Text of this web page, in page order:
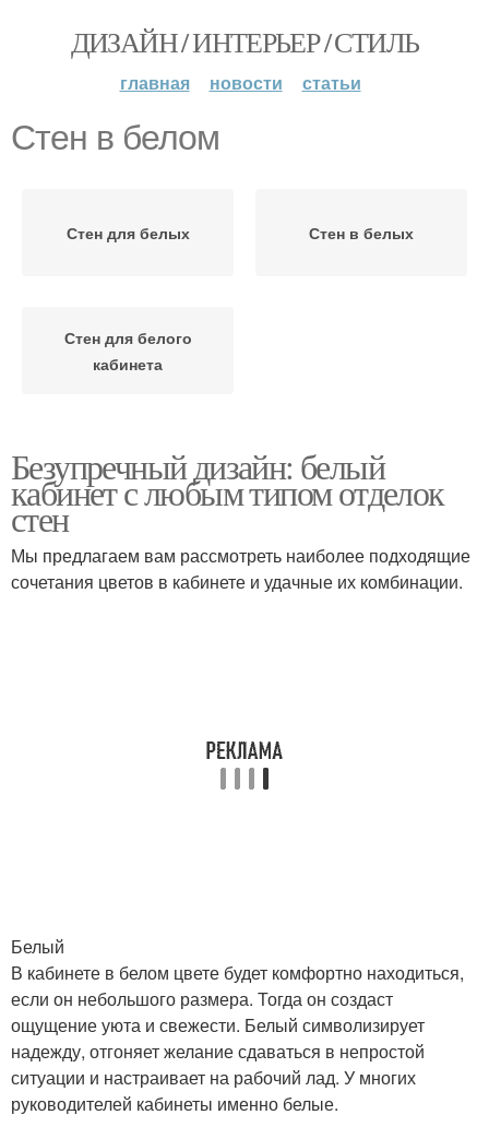
ДИЗАЙН / ИНТЕРЬЕР / СТИЛЬ
главная новости статьи
Стен в белом
Стен для белых Стен в белых
Стен для белого
кабинета
Безупречный дизайн: белый
кабинет с любым типом отделок
стен
Мы предлагаем вам рассмотреть наиболее подходящие
сочетания цветов в кабинете и удачные их комбинации.
Белый
В кабинете в белом цвете будет комфортно находиться,
если он небольшого размера. Тогда он создаст
ощущение уюта и свежести. Белый символизирует
надежду, отгоняет желание сдаваться в непростой
ситуации и настраивает на рабочий лад. У многих
руководителей кабинеты именно белые.